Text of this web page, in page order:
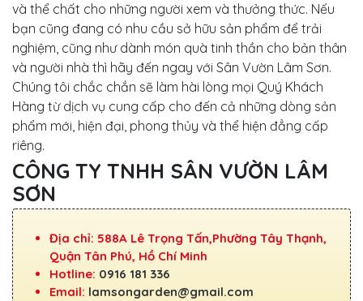
và thể chất cho những người xem và thưởng thức. Nếu
bạn cũng đang có nhu cầu sở hữu sản phẩm để trải
nghiệm, cũng như dành món quà tinh thần cho bản thân
và người nhà thì hãy đến ngay với Sân Vườn Lâm Sơn.
Chúng tôi chắc chắn sẽ làm hài lòng mọi Quý Khách
Hàng từ dịch vụ cung cấp cho đến cả những dòng sản
phẩm mới, hiện đại, phong thủy và thể hiện đẳng cấp
riêng.
CÔNG TY TNHH SÂN VƯỜN LÂM
SƠN
Địa chỉ: 588A Lê Trọng Tấn,Phường Tây Thạnh,
Quận Tân Phú, Hồ Chí Minh
Hotline: 0916 181 336
Email: lamsongarden@gmail.com